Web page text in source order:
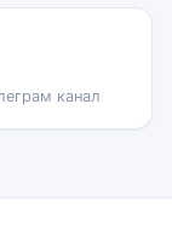
канал